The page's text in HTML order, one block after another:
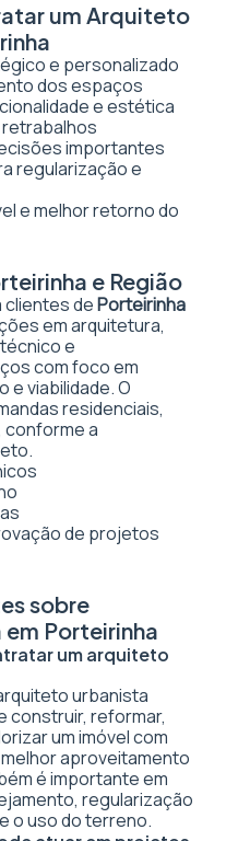
um Arquiteto
e personalizado
dos espaços
e estética
importantes
regularização e
e melhor retorno do
e Região
clientes dePorteirinha
em arquitetura,
e
com foco em
e viabilidade. O
residenciais,
conforme a
de projetos
sobre
Porteirinha
um arquiteto
urbanista
construir, reformar,
um imóvel com
aproveitamento
é importante em
regularização
o uso do terreno.